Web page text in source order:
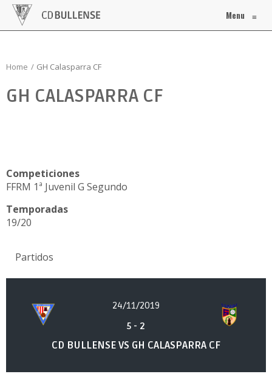
Menu ≡
Home GH Calasparra CF
GH CALASPARRA CF
Competiciones
FFRM 1ª Juvenil G Segundo
Temporadas
19/20
Partidos
24/11/2019
5 - 2
CD BULLENSE VS GH CALASPARRA CF